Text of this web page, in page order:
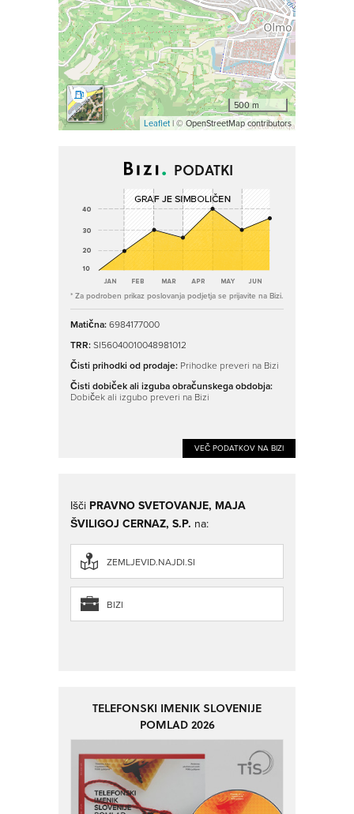
500 m
Leaflet| © OpenStreetMap contributors
PODATKI
* Za podroben prikaz poslovanja podjetja se prijavite na Bizi.
Matična:6984177000
TRR:SI56040010048981012
Čisti prihodki od prodaje: Prihodke preveri na Bizi
Čisti dobiček ali izguba obračunskega obdobja:
Dobiček ali izgubo preveri na Bizi
VEČ PODATKOV NA BIZI
Išči PRAVNO SVETOVANJE, MAJA
ŠVILIGOJ CERNAZ, S.P. na:
ZEMLJEVID.NAJDI.SI
BIZI
TELEFONSKI IMENIK SLOVENIJE
POMLAD 2026